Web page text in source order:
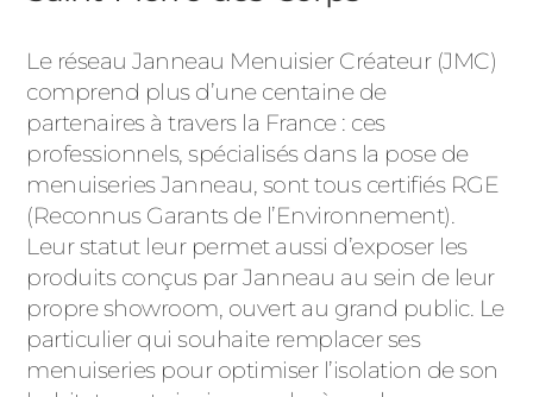
Le réseau Janneau Menuisier Créateur (JMC)
comprend plus d’une centaine de
partenaires à travers la France : ces
professionnels, spécialisés dans la pose de
menuiseries Janneau, sont tous certifiés RGE
(Reconnus Garants de l’Environnement).
Leur statut leur permet aussi d’exposer les
produits conçus par Janneau au sein de leur
propre showroom, ouvert au grand public. Le
particulier qui souhaite remplacer ses
menuiseries pour optimiser l’isolation de son